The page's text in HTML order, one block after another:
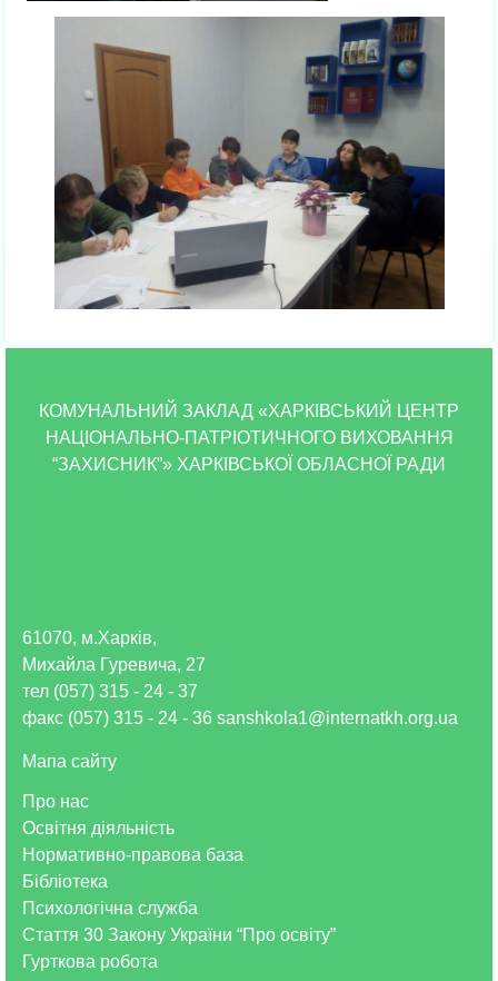
КОМУНАЛЬНИЙ ЗАКЛАД «ХАРКІВСЬКИЙ ЦЕНТР
НАЦІОНАЛЬНО-ПАТРІОТИЧНОГО ВИХОВАННЯ
“ЗАХИСНИК”» ХАРКІВСЬКОЇ ОБЛАСНОЇ РАДИ
Про нас
Освітня діяльність
Нормативно-правова база
Бібліотека
Психологічна служба
Стаття 30 Закону України “Про освіту”
Гурткова робота
61070, м.Харків,
Михайла Гуревича, 27
тел (057) 315 - 24 - 37
факс (057) 315 - 24 - 36 sanshkola1@internatkh.org.ua
Мапа сайту